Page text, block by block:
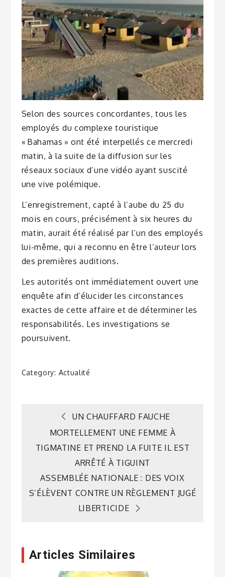
Selon des sources concordantes, tous les
employés du complexe touristique
« Bahamas » ont été interpellés ce mercredi
matin, à la suite de la diffusion sur les
réseaux sociaux d’une vidéo ayant suscité
une vive polémique.
L’enregistrement, capté à l’aube du 25 du
mois en cours, précisément à six heures du
matin, aurait été réalisé par l’un des employés
lui-même, qui a reconnu en être l’auteur lors
des premières auditions.
Les autorités ont immédiatement ouvert une
enquête afin d’élucider les circonstances
exactes de cette affaire et de déterminer les
responsabilités. Les investigations se
poursuivent.
Category: Actualité
Navigation
de
l’article
UN CHAUFFARD FAUCHE
MORTELLEMENT UNE FEMME À
TIGMATINE ET PREND LA FUITE IL EST
ARRÊTÉ À TIGUINT
ASSEMBLÉE NATIONALE : DES VOIX
S’ÉLÈVENT CONTRE UN RÈGLEMENT JUGÉ
LIBERTICIDE
Articles Similaires